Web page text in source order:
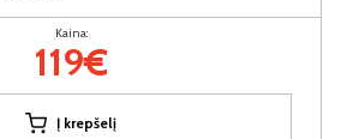
Kaina:
119€
Į krepšelį